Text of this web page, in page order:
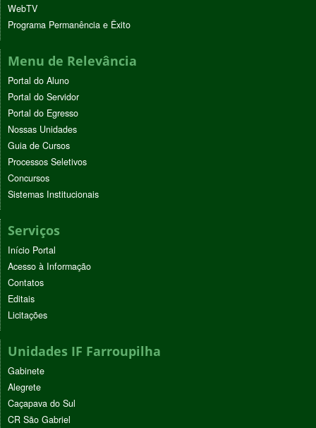
WebTV
Programa Permanência e Êxito
Menu de Relevância
Portal do Aluno
Portal do Servidor
Portal do Egresso
Nossas Unidades
Guia de Cursos
Processos Seletivos
Concursos
Sistemas Institucionais
Serviços
Início Portal
Acesso à Informação
Contatos
Editais
Licitações
Unidades IF Farroupilha
Gabinete
Alegrete
Caçapava do Sul
CR São Gabriel